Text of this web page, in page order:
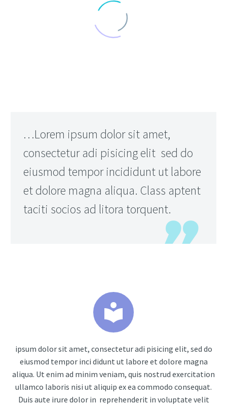
…Lorem ipsum dolor sit amet,
consectetur adi pisicing elit sed do
eiusmod tempor incididunt ut labore
et dolore magna aliqua. Class aptent
taciti socios ad litora torquent.


ipsum dolor sit amet, consectetur adi pisicing elit, sed do
eiusmod tempor inci didunt ut labore et dolore magna
aliqua. Ut enim ad minim veniam, quis nostrud exercitation
ullamco laboris nisi ut aliquip ex ea commodo consequat.
Duis aute irure dolor in reprehenderit in voluptate velit